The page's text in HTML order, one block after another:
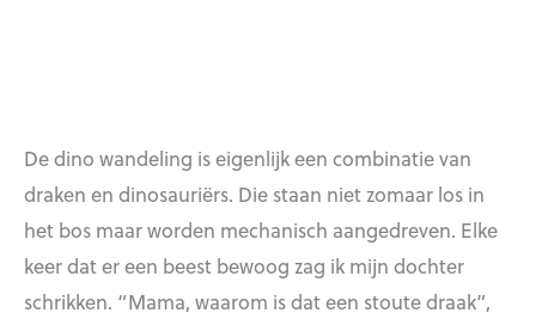
De dino wandeling is eigenlijk een combinatie van
draken en dinosauriërs. Die staan niet zomaar los in
het bos maar worden mechanisch aangedreven. Elke
keer dat er een beest bewoog zag ik mijn dochter
schrikken. “Mama, waarom is dat een stoute draak”,